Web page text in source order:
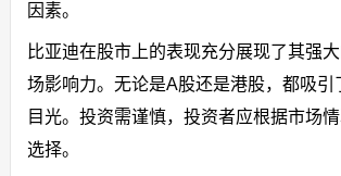
因素。
比亚迪在股市上的表现充分展现了其强
场影响力。无论是A股还是港股，都吸引
目光。投资需谨慎，投资者应根据市场
选择。